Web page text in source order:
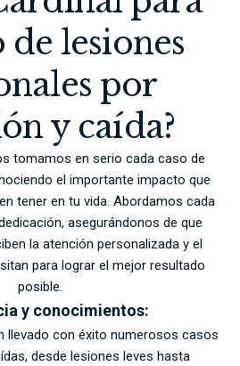
de lesiones
por
y caída?
tomamos en serio cada caso de
el importante impacto que
tener en tu vida. Abordamos cada
asegurándonos de que
la atención personalizada y el
para lograr el mejor resultado
posible.
y conocimientos:
llevado con éxito numerosos casos
desde lesiones leves hasta